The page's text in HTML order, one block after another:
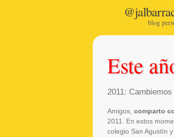
blog
Este
2011:
Amigos, comparto
2011. En estos
colegio San Agustín y